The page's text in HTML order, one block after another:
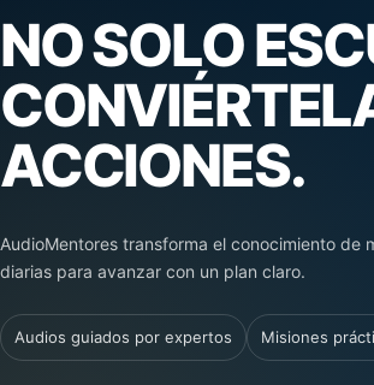
NO SOLO
ACCIONES.
AudioMentores transforma el conocimiento de
diarias para avanzar con un plan claro.
Audios guiados por expertos Misiones